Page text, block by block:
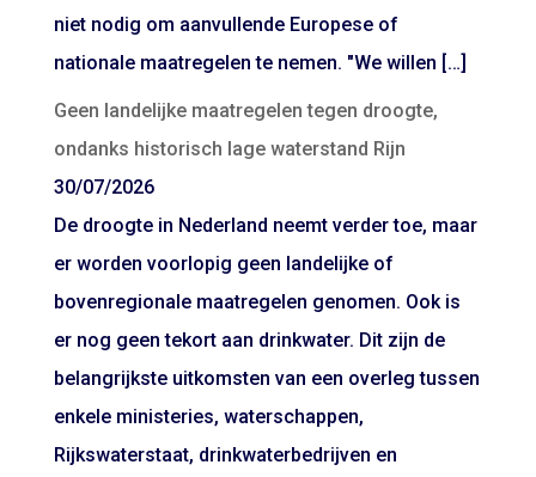
niet nodig om aanvullende Europese of
nationale maatregelen te nemen. "We willen […]
Geen landelijke maatregelen tegen droogte,
ondanks historisch lage waterstand Rijn
30/07/2026
De droogte in Nederland neemt verder toe, maar
er worden voorlopig geen landelijke of
bovenregionale maatregelen genomen. Ook is
er nog geen tekort aan drinkwater. Dit zijn de
belangrijkste uitkomsten van een overleg tussen
enkele ministeries, waterschappen,
Rijkswaterstaat, drinkwaterbedrijven en